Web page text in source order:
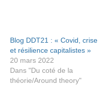
Blog DDT21 : « Covid, crise
et résilience capitalistes »
20 mars 2022
Dans "Du coté de la
théorie/Around theory"